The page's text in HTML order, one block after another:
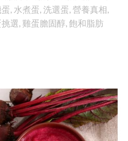
,水煮蛋, 洗選蛋,營養真相,
選, 雞蛋膽固醇,飽和脂肪